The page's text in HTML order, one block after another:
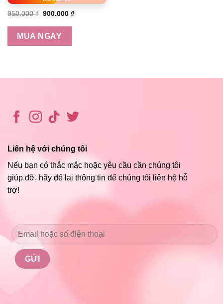
950.000₫ 900.000 ₫
MUA NGAY
Liên hệ với chúng tôi
Nếu bạn có thắc mắc hoặc yêu cầu cần chúng tôi
giúp đỡ, hãy để lại thông tin để chúng tôi liên hệ hỗ
trợ!